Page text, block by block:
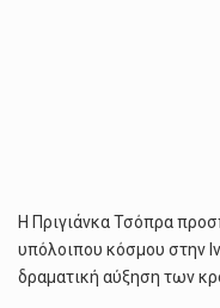
Η Πριγιάνκα Τσόπρα
υπόλοιπου κόσμου στην
δραματική αύξηση των